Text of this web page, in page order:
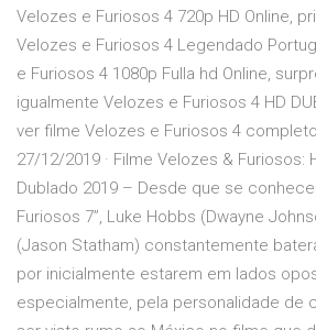
Velozes e Furiosos 4 720p HD Online,
Velozes e Furiosos 4 Legendado
e Furiosos 4 1080p Fulla hd Online,
igualmente Velozes e Furiosos 4 HD
ver filme Velozes e Furiosos 4
27/12/2019 · Filme Velozes & Furiosos:
Dublado 2019 – Desde que se
Furiosos 7”, Luke Hobbs (Dwayne
(Jason Statham) constantemente
por inicialmente estarem em lados
especialmente, pela personalidade de